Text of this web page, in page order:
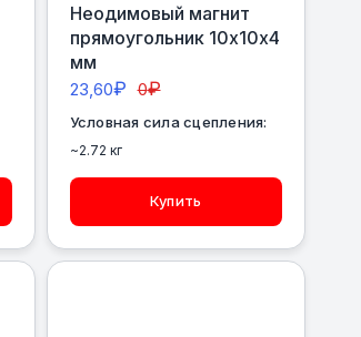
Неодимовый магнит
прямоугольник 10х10х4
мм
23,60₽ 0₽
Условная сила сцепления:
~2.72 кг
Купить